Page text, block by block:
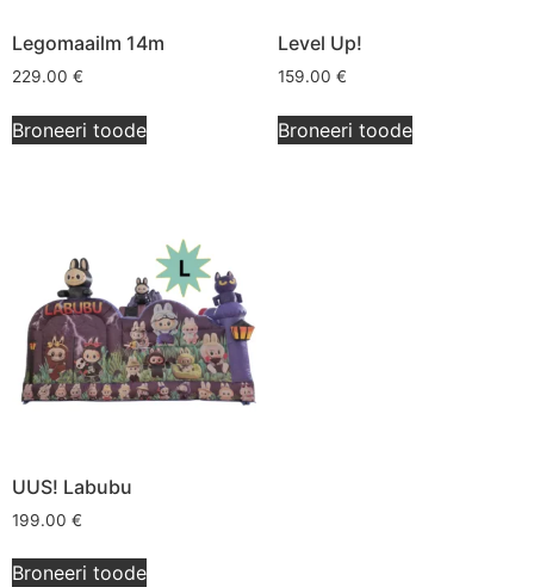
Legomaailm 14m
229.00 €
Broneeri toode
Level Up!
159.00 €
Broneeri toode
UUS! Labubu
199.00 €
Broneeri toode